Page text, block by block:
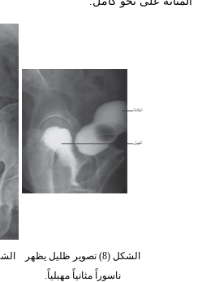
الشكل (8) تصوير ظليل يظهر
ناسوراً مثانياً مهبلياً.